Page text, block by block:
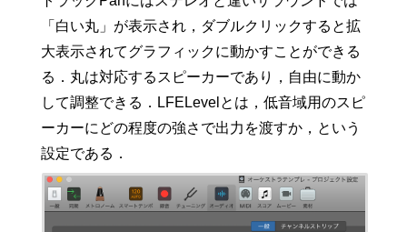
「白い丸」が表示され，ダブルクリックすると拡
大表示されてグラフィックに動かすことができる
る．丸は対応するスピーカーであり，自由に動か
して調整できる．LFELevelとは，低音域用のスピ
ーカーにどの程度の強さで出力を渡すか，という
設定である．